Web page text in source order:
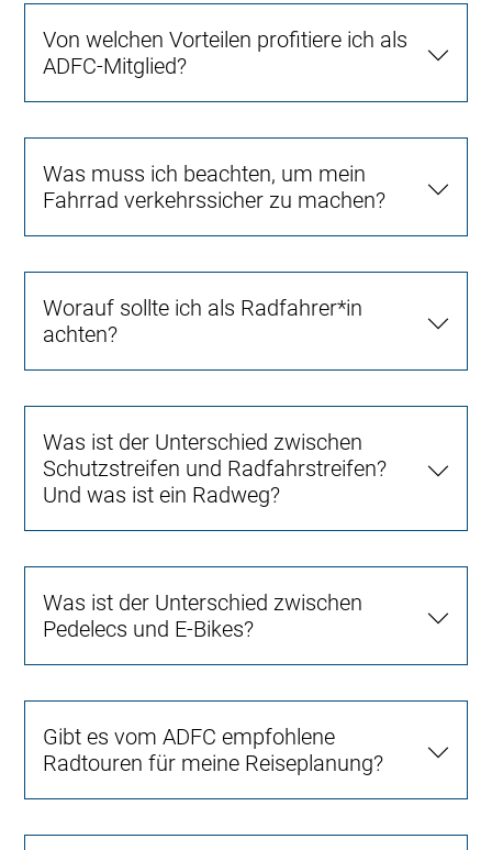
Von welchen Vorteilen profitiere ich als
ADFC-Mitglied?
Was muss ich beachten, um mein
Fahrrad verkehrssicher zu machen?
Worauf sollte ich als Radfahrer*in
achten?
Was ist der Unterschied zwischen
Schutzstreifen und Radfahrstreifen?
Und was ist ein Radweg?
Was ist der Unterschied zwischen
Pedelecs und E-Bikes?
Gibt es vom ADFC empfohlene
Radtouren für meine Reiseplanung?